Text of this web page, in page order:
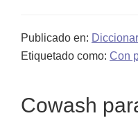
el
agua
del
Publicado en:
Etiquetado como: Con
Cowash